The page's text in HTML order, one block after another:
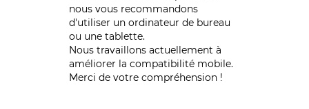
nous vous recommandons
d'utiliser un ordinateur de bureau
ou une tablette.
Nous travaillons actuellement à
améliorer la compatibilité mobile.
Merci de votre compréhension !